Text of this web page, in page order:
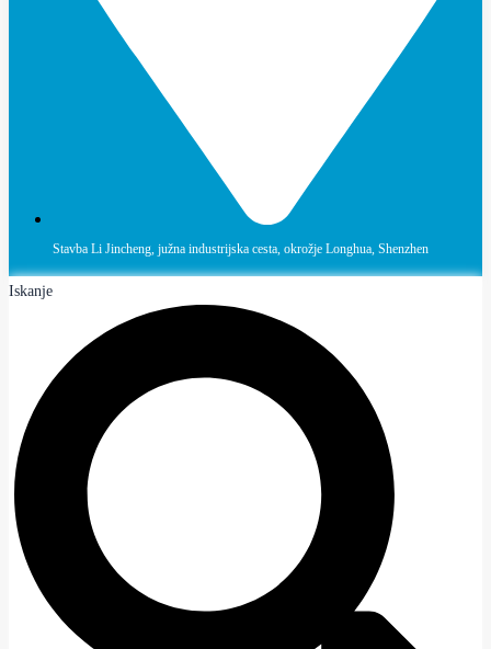
Stavba Li Jincheng, južna industrijska cesta, okrožje Longhua, Shenzhen
Iskanje